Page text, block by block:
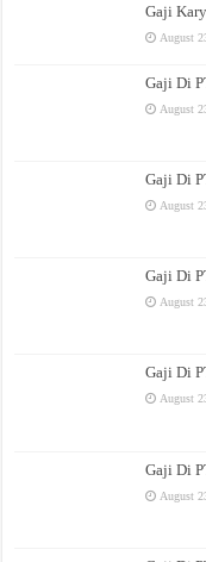
Gaji
August
Gaji Di
August
Gaji Di
August
Gaji Di
August
Gaji Di
August
Gaji Di
August